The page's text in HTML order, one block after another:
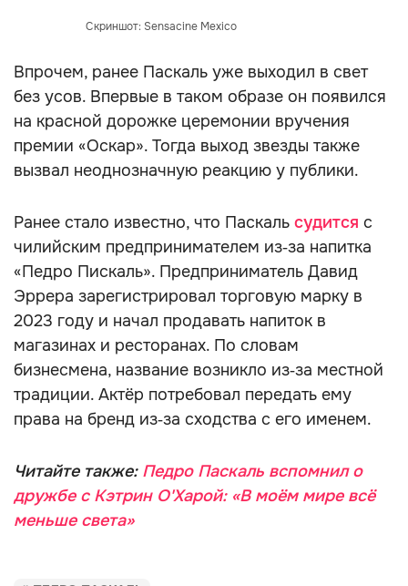
Скриншот: Sensacine Mexico
Впрочем, ранее Паскаль уже выходил в свет
без усов. Впервые в таком образе он появился
на красной дорожке церемонии вручения
премии «Оскар». Тогда выход звезды также
вызвал неоднозначную реакцию у публики.
Ранее стало известно, что Паскаль судится с
чилийским предпринимателем из‑за напитка
«Педро Пискаль». Предприниматель Давид
Эррера зарегистрировал торговую марку в
2023 году и начал продавать напиток в
магазинах и ресторанах. По словам
бизнесмена, название возникло из‑за местной
традиции. Актёр потребовал передать ему
права на бренд из‑за сходства с его именем.
Читайте также: Педро Паскаль вспомнил о
дружбе с Кэтрин О'Харой: «В моём мире всё
меньше света»